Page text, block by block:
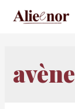
avène